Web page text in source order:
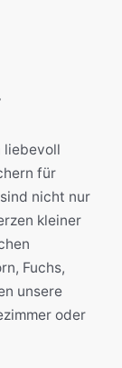
liebevoll
für
nicht nur
kleiner
Fuchs,
unsere
oder